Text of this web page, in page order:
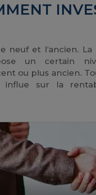
neuf et l’ancien. La
un certain
ou plus ancien.
sur la